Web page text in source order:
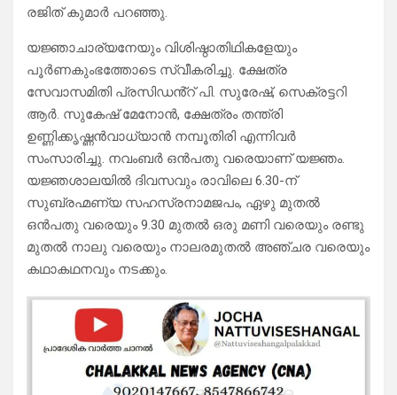
രജിത് കുമാർ പറഞ്ഞു.
യജ്ഞാചാര്യനേയും വിശിഷ്ഠാതിഥികളേയും
പൂർണകുംഭത്തോടെ സ്വീകരിച്ചു. ക്ഷേത്ര
സേവാസമിതി പ്രസിഡൻ്റ് പി. സുരേഷ്, സെക്രട്ടറി
ആർ. സുകേഷ് മേനോൻ, ക്ഷേത്രം തന്ത്രി
ഉണ്ണിക്കൃഷ്ണൻവാധ്യാൻ നമ്പൂതിരി എന്നിവർ
സംസാരിച്ചു. നവംബർ ഒൻപതു വരെയാണ് യജ്ഞം.
യജ്ഞശാലയിൽ ദിവസവും രാവിലെ 6.30-ന്
സുബ്രഹ്മണ്യ സഹസ്രനാമജപം, ഏഴു മുതൽ
ഒൻപതു വരെയും 9.30 മുതൽ ഒരു മണി വരെയും രണ്ടു
മുതൽ നാലു വരെയും നാലരമുതൽ അഞ്ചര വരെയും
കഥാകഥനവും നടക്കും.